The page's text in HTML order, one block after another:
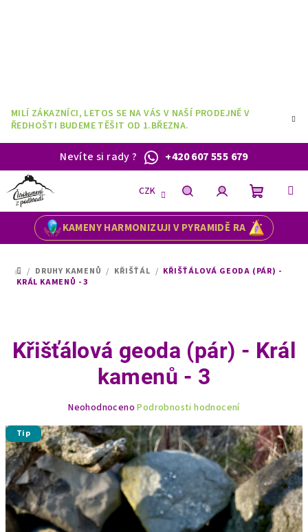
MILÍ ZÁKAZNÍCI, LETOS SE NA VÁS V NAŠÍ PRODEJNĚ V
ŘEDHOŠTI BUDEME TĚŠIT OD 1.BŘEZNA.
Nevíte si rady? +420 607 555 679
KAMENY HARMONIZUJI V PYRAMIDĚ RA
CZK
HledatPřihlášeníNákupní
DOMŮ
/ DRUHY KAMENŮ / KŘIŠŤÁL / KŘIŠŤÁLOVÁ GEODA (PÁR) -
KRÁL KAMENŮ - 3
Křišťálová geoda (pár) - Král
kamenů - 3
produktu
je
0,0
z
5
hvězdiček.
Neohodnoceno Podrobnosti hodnocení
Tip